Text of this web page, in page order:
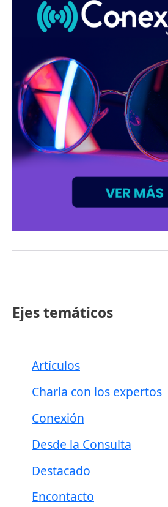
Ejes temáticos
Artículos
Charla con los expertos
Conexión
Desde la Consulta
Destacado
Encontacto